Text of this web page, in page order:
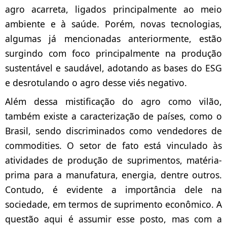
agro acarreta, ligados principalmente ao meio
ambiente e à saúde. Porém, novas tecnologias,
algumas já mencionadas anteriormente, estão
surgindo com foco principalmente na produção
sustentável e saudável, adotando as bases do ESG
e desrotulando o agro desse viés negativo.
Além dessa mistificação do agro como vilão,
também existe a caracterização de países, como o
Brasil, sendo discriminados como vendedores de
commodities. O setor de fato está vinculado às
atividades de produção de suprimentos, matéria-
prima para a manufatura, energia, dentre outros.
Contudo, é evidente a importância dele na
sociedade, em termos de suprimento econômico. A
questão aqui é assumir esse posto, mas com a